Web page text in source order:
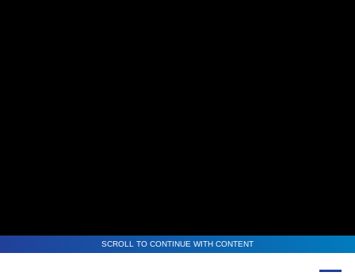
SCROLL TO CONTINUE WITH CONTENT